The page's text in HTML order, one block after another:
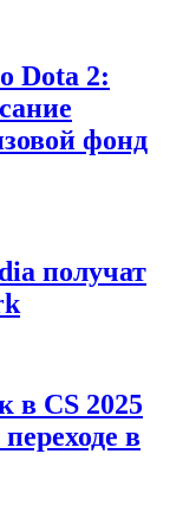
Dota 2:
фонд
получат
CS 2025
в